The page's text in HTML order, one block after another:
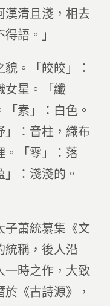
漢清且淺，相去
語。」
。「皎皎」：
女星。「纖
素」：白色。
」：音柱，織布
。「零」：落
：淺淺的。
子蕭統纂集《文
統稱，後人沿
一時之作，大致
《古詩源》，